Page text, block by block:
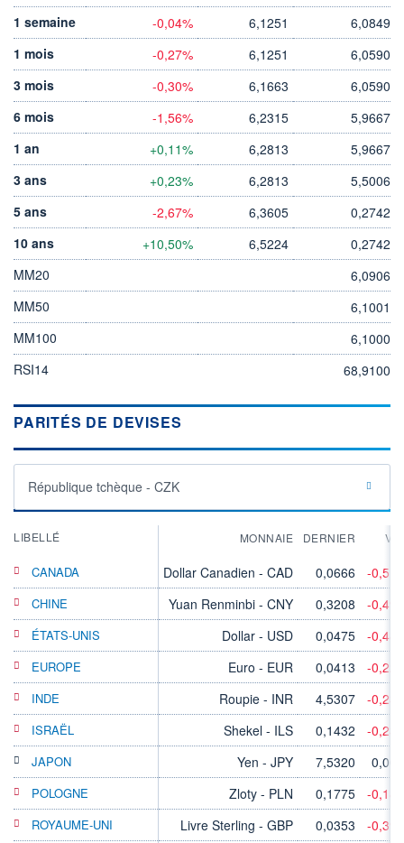
1 semaine
-0,04% 6,1251
6,0849
1 mois
-0,27% 6,1251
6,0590
3 mois
-0,30% 6,1663
6,0590
6 mois
-1,56% 6,2315
5,9667
1 an
+0,11% 6,2813
5,9667
3 ans
+0,23% 6,2813
5,5006
5 ans
-2,67% 6,3605
0,2742
10 ans
+10,50% 6,5224
0,2742
MM20
6,0906
MM50
6,1001
MM100
6,1000
RSI14
68,9100
PARITÉS DE DEVISES
République tchèque - CZK
LIBELLÉ MONNAIE DERNIER
CANADA Dollar Canadien - CAD 0,0666 -
CHINE Yuan Renminbi - CNY 0,3208 -
ÉTATS-UNIS Dollar - USD 0,0475 -
EUROPE Euro - EUR 0,0413 -
INDE Roupie - INR 4,5307 -
ISRAËL Shekel - ILS 0,1432 -
JAPON Yen - JPY 7,5320
POLOGNE Zloty - PLN 0,1775 -
ROYAUME-UNI Livre Sterling - GBP 0,0353 -